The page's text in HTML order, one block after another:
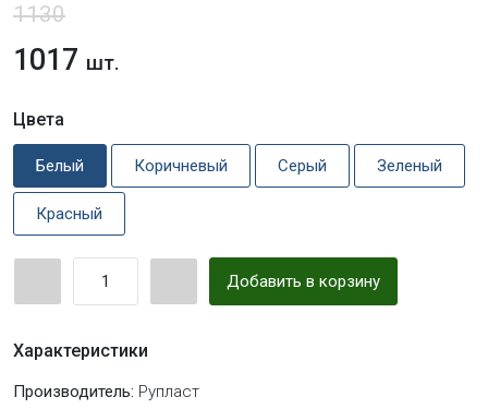
1130
1017 шт.
Цвета
Белый Коричневый Серый Зеленый
Красный
Добавить в корзину
Характеристики
Производитель: Рупласт